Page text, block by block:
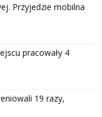
Przyjedzie mobilna
pracowały 4
19 razy,